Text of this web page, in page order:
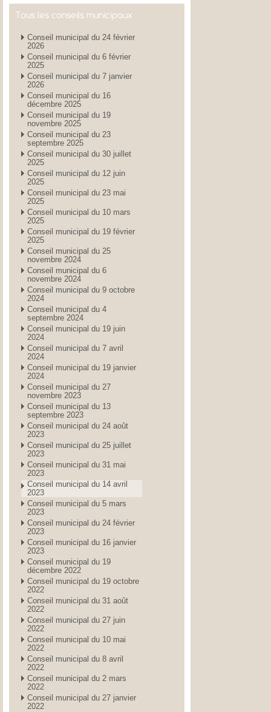
Tous les conseils municipaux
Conseil municipal du 24 février
2026
Conseil municipal du 6 février
2025
Conseil municipal du 7 janvier
2026
Conseil municipal du 16
décembre 2025
Conseil municipal du 19
novembre 2025
Conseil municipal du 23
septembre 2025
Conseil municipal du 30 juillet
2025
Conseil municipal du 12 juin
2025
Conseil municipal du 23 mai
2025
Conseil municipal du 10 mars
2025
Conseil municipal du 19 février
2025
Conseil municipal du 25
novembre 2024
Conseil municipal du 6
novembre 2024
Conseil municipal du 9 octobre
2024
Conseil municipal du 4
septembre 2024
Conseil municipal du 19 juin
2024
Conseil municipal du 7 avril
2024
Conseil municipal du 19 janvier
2024
Conseil municipal du 27
novembre 2023
Conseil municipal du 13
septembre 2023
Conseil municipal du 24 août
2023
Conseil municipal du 25 juillet
2023
Conseil municipal du 31 mai
2023
Conseil municipal du 14 avril
2023
Conseil municipal du 5 mars
2023
Conseil municipal du 24 février
2023
Conseil municipal du 16 janvier
2023
Conseil municipal du 19
décembre 2022
Conseil municipal du 19 octobre
2022
Conseil municipal du 31 août
2022
Conseil municipal du 27 juin
2022
Conseil municipal du 10 mai
2022
Conseil municipal du 8 avril
2022
Conseil municipal du 2 mars
2022
Conseil municipal du 27 janvier
2022